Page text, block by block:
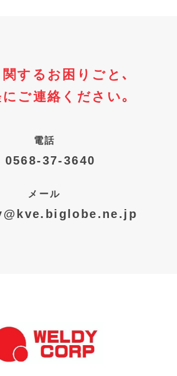
するお困りごと､
ご連絡ください｡
電話
0568-37-3640
メール